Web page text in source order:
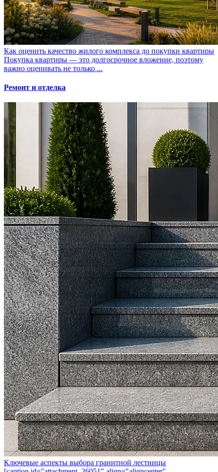
Как оценить качество жилого комплекса до покупки квартиры
Покупка квартиры — это долгосрочное вложение, поэтому
важно оценивать не только ...
Ремонт и отделка
Ключевые аспекты выбора гранитной лестницы